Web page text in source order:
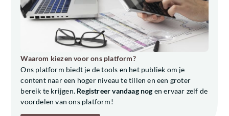
Waarom kiezen voor ons platform?
Ons platform biedt je de tools en het publiek om je
content naar een hoger niveau te tillen en een groter
bereik te krijgen. Registreer vandaag nog en ervaar zelf de
voordelen van ons platform!